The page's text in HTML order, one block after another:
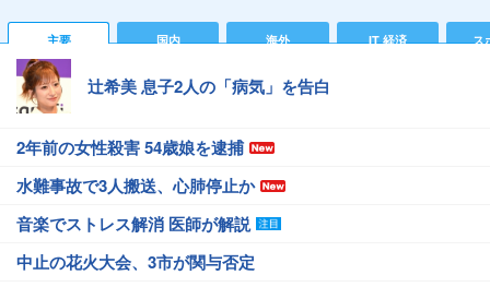
主要 国内 海外 IT 経済 ス
辻希美 息子2人の「病気」を告白
2年前の女性殺害 54歳娘を逮捕
水難事故で3人搬送、心肺停止か
音楽でストレス解消 医師が解説
中止の花火大会、3市が関与否定